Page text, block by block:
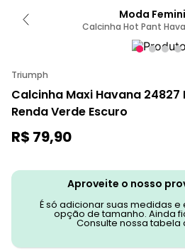
Moda
Calcinha Hot Pant
Triumph
Calcinha Maxi Havana
Renda Verde Escuro
R$ 79,90
Aproveite o nosso
É só adicionar suas medidas
opção de tamanho. Ainda
Consulte nossa tabela